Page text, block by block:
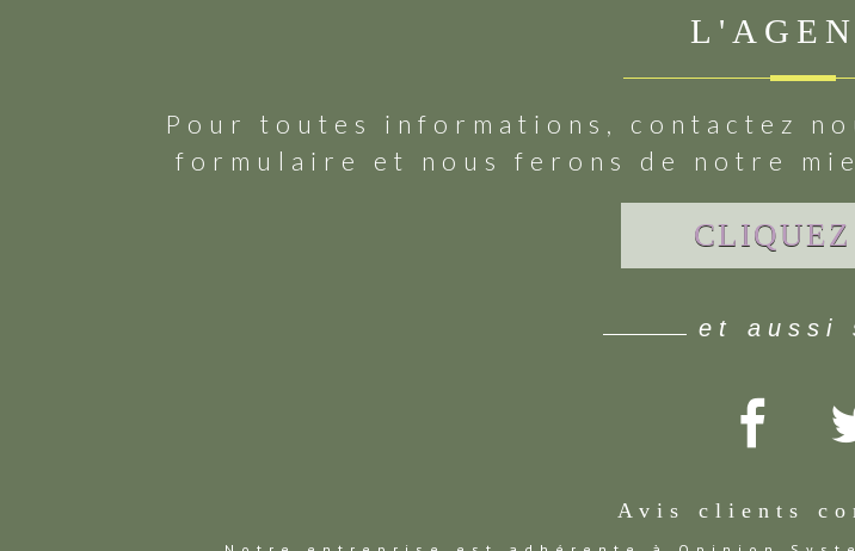
Pour toutes informations, contactez
formulaire et nous ferons de notre
et aussi
Avis clients